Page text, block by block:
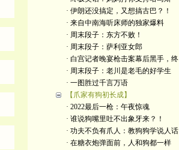
· 伊朗还没搞定，又想搞古巴？！
· 来自中南海听床师的独家爆料
· 周末段子：东方不败！
· 周末段子：萨利亚女郎
· 白宫记者晚宴枪击案幕后黑手，终
· 周末段子：老川是老毛的好学生
· 一图胜过千言万语
【爪家有狗初长成】
· 2022最后一枪：午夜惊魂
· 谁说狗嘴里吐不出象牙来？！
· 功夫不负有爪人：教狗狗学说人话
· 在糖衣炮弹面前，人和狗都一样